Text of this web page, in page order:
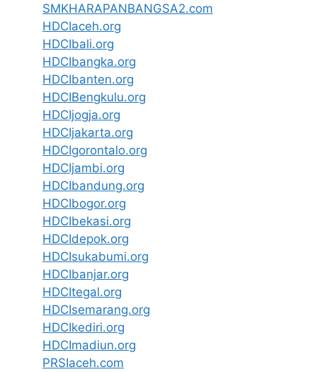
SMKHARAPANBANGSA2.com
HDCIaceh.org
HDCIbali.org
HDCIbangka.org
HDCIbanten.org
HDCIBengkulu.org
HDCIjogja.org
HDCIjakarta.org
HDCIgorontalo.org
HDCIjambi.org
HDCIbandung.org
HDCIbogor.org
HDCIbekasi.org
HDCIdepok.org
HDCIsukabumi.org
HDCIbanjar.org
HDCItegal.org
HDCIsemarang.org
HDCIkediri.org
HDCImadiun.org
PRSIaceh.com